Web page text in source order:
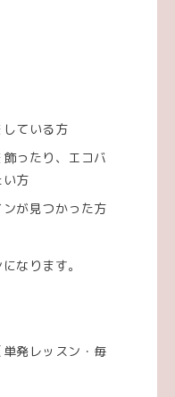
ている方
ったり、エコバ
方
が見つかった方
なります。
発レッスン・毎